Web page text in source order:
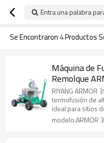
Entra una palabra
Se Encontraron 4Productos
Máquina de
Remolque
(4" IPS - 14"
RIYANG
termofusión de
ideal para sitios
modelo:ARMOR